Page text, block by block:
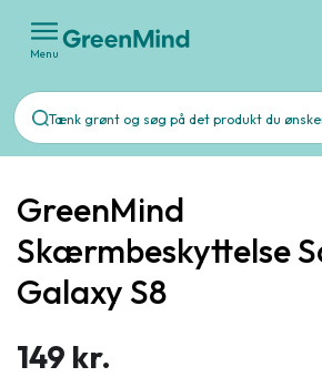
Menu
GreenMind
Skærmbeskyttelse
Galaxy S8
149 kr.